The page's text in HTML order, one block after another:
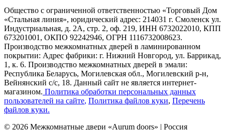
Общество с ограниченной ответственностью «Торговый Дом
«Стальная линия», юридический адрес: 214031 г. Смоленск ул.
Индустриальная, д. 2А, стр. 2, оф. 219, ИНН 6732022010, КПП
673201001, ОКПО 92242946, ОГРН 1116732008623.
Производство межкомнатных дверей в ламинированном
покрытии: Адрес фабрики: г. Нижний Новгород, ул. Баррикад,
1, к. 6. Производство межкомнатных дверей в эмали:
Республика Беларусь, Могилевская обл., Могилевский р-н,
Вейнянский с/с, 18. Данный сайт не является интернет-
магазином. Политика обработки персональных данных
пользователей на сайте, Политика файлов куки, Перечень
файлов куки.
© 2026 Межкомнатные двери «Aurum doors» | Россия